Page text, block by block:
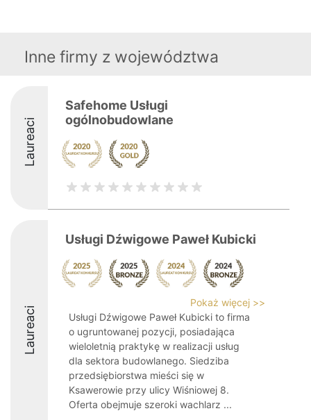
Inne firmy z województwa
Laureaci
Safehome Usługi
ogólnobudowlane
Laureaci
Usługi Dźwigowe Paweł Kubicki
Pokaż więcej >>
Usługi Dźwigowe Paweł Kubicki to firma
o ugruntowanej pozycji, posiadająca
wieloletnią praktykę w realizacji usług
dla sektora budowlanego. Siedziba
przedsiębiorstwa mieści się w
Ksawerowie przy ulicy Wiśniowej 8.
Oferta obejmuje szeroki wachlarz ...